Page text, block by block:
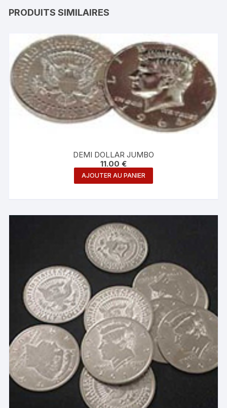
PRODUITS SIMILAIRES
DEMI DOLLAR JUMBO
11.00 €
AJOUTER AU PANIER